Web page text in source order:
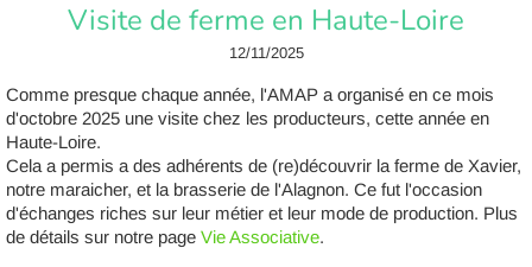
Visite de ferme en Haute-Loire
12/11/2025
Comme presque chaque année, l'AMAP a organisé en ce mois
d'octobre 2025 une visite chez les producteurs, cette année en
Haute-Loire.
Cela a permis a des adhérents de (re)découvrir la ferme de Xavier,
notre maraicher, et la brasserie de l'Alagnon. Ce fut l'occasion
d'échanges riches sur leur métier et leur mode de production. Plus
de détails sur notre page Vie Associative.